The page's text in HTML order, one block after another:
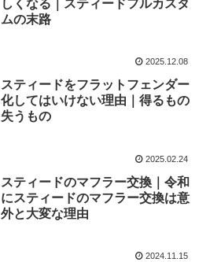
しくなる｜スティードフルカスタ
ムの末路
2025.12.08
スティードをフラットフェンダー
化してはいけない理由｜得るもの
失うもの
2025.02.24
スティードのマフラー交換｜令和
にスティードのマフラー交換は意
外と大変な理由
2024.11.15